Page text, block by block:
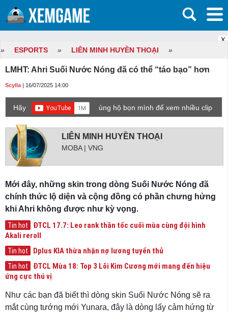
X
» ESPORTS » LIÊN MINH HUYỀN THOẠI »
LMHT: Ahri Suối Nước Nóng đã có thể “táo bạo” hơn
Scylla | 16/07/2025 14:00
Hãy
ủng hộ bọn mình để xem nhiều clip
LIÊN MINH HUYỀN THOẠI
MOBA | VNG
Mới đây, những skin trong dòng Suối Nước Nóng đã
chính thức lộ diện và cộng đồng có phần chưng hửng
khi Ahri không được như kỳ vọng.
Tin hot
ĐTCL 17.7: Leo rank thần tốc cuối mùa cùng đội hình
Akali reroll
Tin hot Dplus KIA thừa nhận nợ lương tuyển thủ
Tin hot
ĐTCL Mùa 18: Top 3 Lõi Kim Cương mới mang đến hiệu
ứng cực thú vị
Như các bạn đã biết thì dòng skin Suối Nước Nóng sẽ ra
mắt cùng tướng mới Yunara, đây là dòng lấy cảm hứng từ